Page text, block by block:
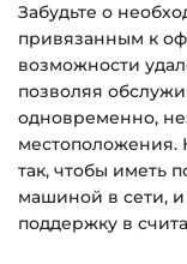
После
загрузкам».
страница с
на email.
Забудьте о
привязанным к
возможности
позволяя
одновременно,
местоположения.
так, чтобы иметь
машиной в сети,
поддержку в